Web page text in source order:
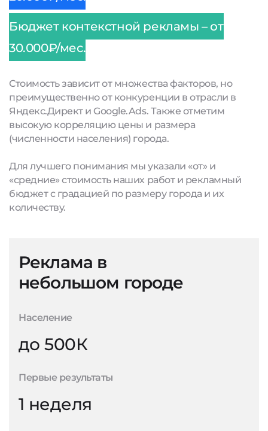
Бюджет контекстной рекламы – от
30.000₽/мес.
Стоимость зависит от множества факторов, но
преимущественно от конкуренции в отрасли в
Яндекс.Директ и Google.Ads. Также отметим
высокую корреляцию цены и размера
(численности населения) города.
Для лучшего понимания мы указали «от» и
«средние» стоимость наших работ и рекламный
бюджет с градацией по размеру города и их
количеству.
Реклама в
небольшом городе
Население
до 500К
Первые результаты
1 неделя